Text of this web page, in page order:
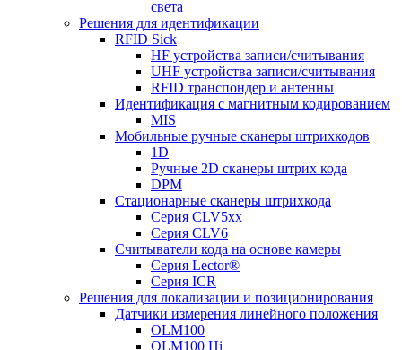
света
Решения для идентификации
RFID Sick
HF устройства записи/считывания
UHF устройства записи/считывания
RFID транспондер и антенны
Идентификация с магнитным кодированием
MIS
Мобильные ручные сканеры штрихкодов
1D
Ручные 2D сканеры штрих кода
DPM
Стационарные сканеры штрихкода
Серия CLV5xx
Серия CLV6
Считыватели кода на основе камеры
Серия Lector®
Серия ICR
Решения для локализации и позиционирования
Датчики измерения линейного положения
OLM100
OLM100 Hi